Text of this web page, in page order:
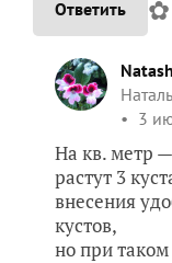
Ответить ✿
3
На кв. метр
растут 3
внесения
кустов,
но при